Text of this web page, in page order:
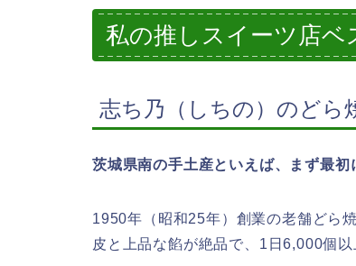
私の推しスイーツ店ベ
志ち乃（しちの）のどら
茨城県南の手土産といえば、まず最初
1950年（昭和25年）創業の老舗どら焼
皮と上品な餡が絶品で、1日6,000個